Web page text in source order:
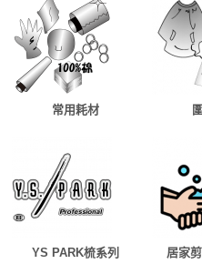
常用耗材
YS PARK梳系列 居家